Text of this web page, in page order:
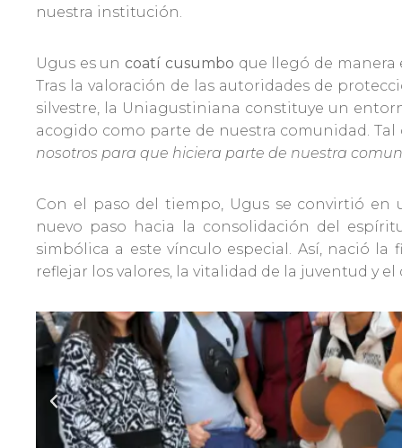
nuestra institución.
Ugus es un coatí cusumbo que llegó de manera
Tras la valoración de las autoridades de
silvestre, la Uniagustiniana constituye un
acogido como parte de nuestra comunidad.
nosotros para que hiciera parte de nuestra
Con el paso del tiempo, Ugus se convirtió en
nuevo paso hacia la consolidación del
simbólica a este vínculo especial. Así, nació la
reflejar los valores, la vitalidad de la juventud y